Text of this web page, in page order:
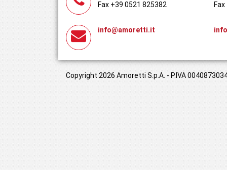
Fax +39 0521 825382
info@amoretti.it
Copyright 2026 Amoretti S.p.A. - P.IVA